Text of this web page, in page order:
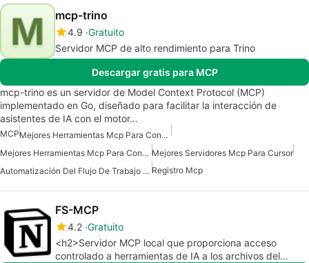
mcp-trino
4.9 Gratuito
Servidor MCP de alto rendimiento para Trino
Descargar gratis para MCP
mcp-trino es un servidor de Model Context Protocol (MCP)
implementado en Go, diseñado para facilitar la interacción de
asistentes de IA con el motor…
MCP
Mejores Herramientas Mcp Para Construir Agentes De Ia
Mejores Herramientas Mcp Para Conectarse A Datos Mejores Servidores Mcp Para Cursor
Automatización Del Flujo De Trabajo Del Servidor Mcp Registro Mcp
FS-MCP
4.2 Gratuito
<h2>Servidor MCP local que proporciona acceso
controlado a herramientas de IA a los archivos del